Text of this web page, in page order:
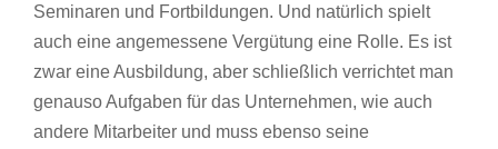
Seminaren und Fortbildungen. Und natürlich spielt
auch eine angemessene Vergütung eine Rolle. Es ist
zwar eine Ausbildung, aber schließlich verrichtet man
genauso Aufgaben für das Unternehmen, wie auch
andere Mitarbeiter und muss ebenso seine